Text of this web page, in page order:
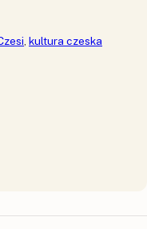
, kultura czeska